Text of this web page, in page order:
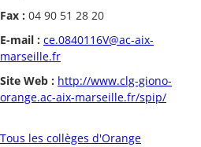
Fax : 04 90 51 28 20
E-mail : ce.0840116V@ac-aix-
marseille.fr
Site Web : http://www.clg-giono-
orange.ac-aix-marseille.fr/spip/
Tous les collèges d'Orange